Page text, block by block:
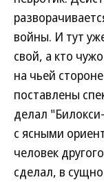
войны. И тут
свой, а кто
на чьей
поставлены
делал
с ясными
человек
сделал, в